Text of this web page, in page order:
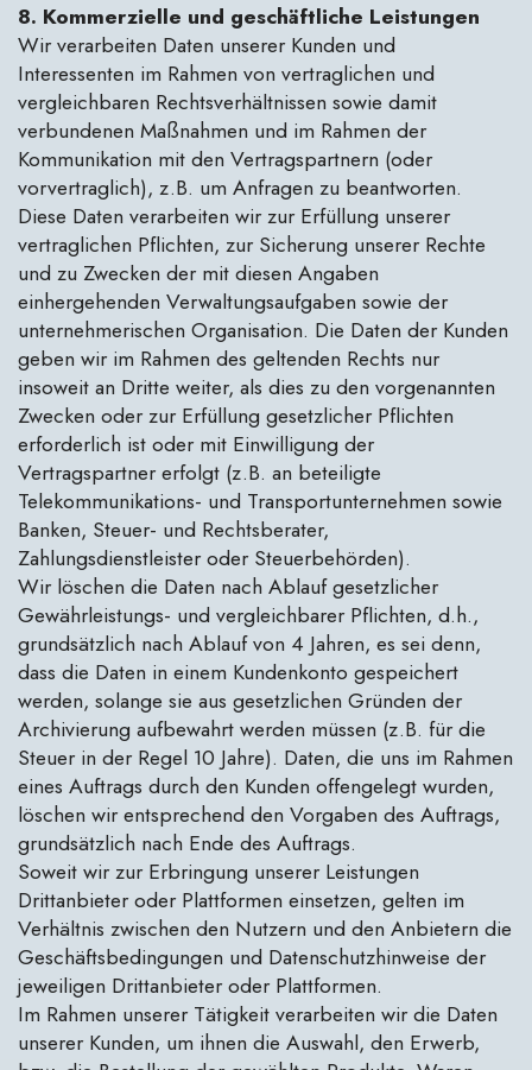
8. Kommerzielle und geschäftliche Leistungen
Wir verarbeiten Daten unserer Kunden und
Interessenten im Rahmen von vertraglichen und
vergleichbaren Rechtsverhältnissen sowie damit
verbundenen Maßnahmen und im Rahmen der
Kommunikation mit den Vertragspartnern (oder
vorvertraglich), z.B. um Anfragen zu beantworten.
Diese Daten verarbeiten wir zur Erfüllung unserer
vertraglichen Pflichten, zur Sicherung unserer Rechte
und zu Zwecken der mit diesen Angaben
einhergehenden Verwaltungsaufgaben sowie der
unternehmerischen Organisation. Die Daten der Kunden
geben wir im Rahmen des geltenden Rechts nur
insoweit an Dritte weiter, als dies zu den vorgenannten
Zwecken oder zur Erfüllung gesetzlicher Pflichten
erforderlich ist oder mit Einwilligung der
Vertragspartner erfolgt (z.B. an beteiligte
Telekommunikations- und Transportunternehmen sowie
Banken, Steuer- und Rechtsberater,
Zahlungsdienstleister oder Steuerbehörden).
Wir löschen die Daten nach Ablauf gesetzlicher
Gewährleistungs- und vergleichbarer Pflichten, d.h.,
grundsätzlich nach Ablauf von 4 Jahren, es sei denn,
dass die Daten in einem Kundenkonto gespeichert
werden, solange sie aus gesetzlichen Gründen der
Archivierung aufbewahrt werden müssen (z.B. für die
Steuer in der Regel 10 Jahre). Daten, die uns im Rahmen
eines Auftrags durch den Kunden offengelegt wurden,
löschen wir entsprechend den Vorgaben des Auftrags,
grundsätzlich nach Ende des Auftrags.
Soweit wir zur Erbringung unserer Leistungen
Drittanbieter oder Plattformen einsetzen, gelten im
Verhältnis zwischen den Nutzern und den Anbietern die
Geschäftsbedingungen und Datenschutzhinweise der
jeweiligen Drittanbieter oder Plattformen.
Im Rahmen unserer Tätigkeit verarbeiten wir die Daten
unserer Kunden, um ihnen die Auswahl, den Erwerb,